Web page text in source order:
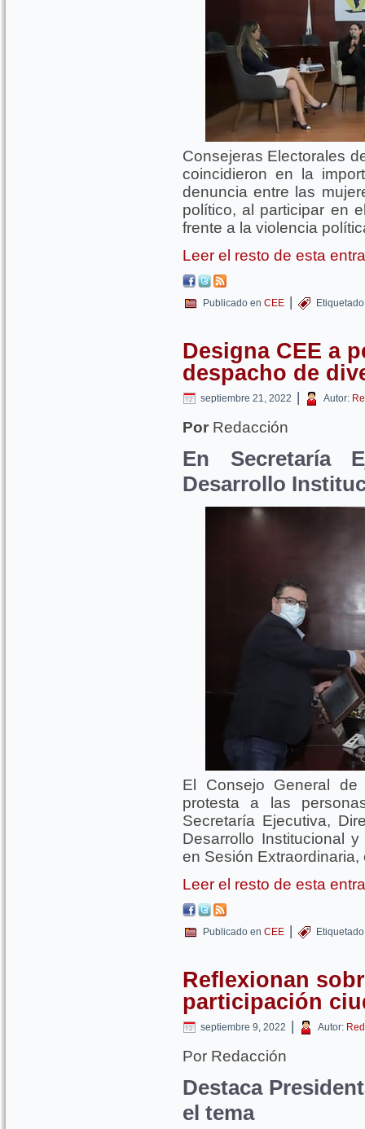
Consejeras Electorales
coincidieron en la
denuncia entre las
político, al participar en
frente a la violencia
Leer el resto de esta
Publicado en CEE | Etiquetado
Designa CEE a
despacho de
septiembre 21, 2022 | Autor:
Por Redacción
En Secretaría
Desarrollo
El Consejo General
protesta a las
Secretaría Ejecutiva,
Desarrollo Institucional
en Sesión
Leer el resto de esta
Publicado en CEE | Etiquetado
Reflexionan
participación
septiembre 9, 2022 | Autor:
Por Redacción
Destaca
el tema